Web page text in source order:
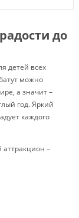
до
детей всех
можно
а значит –
год. Яркий
каждого
–